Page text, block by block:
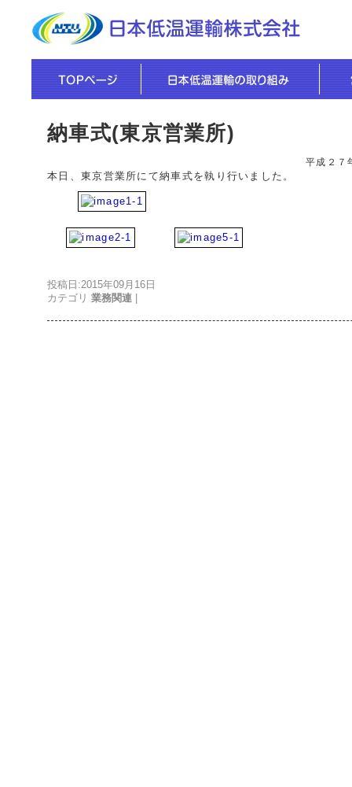
納車式(東京営業所)
平成２７
本日、東京営業所にて納車式を執り行いました。
投稿日:2015年09月16日
カテゴリ 業務関連